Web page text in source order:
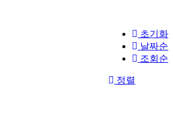
초기화
날짜순
조회순
정렬